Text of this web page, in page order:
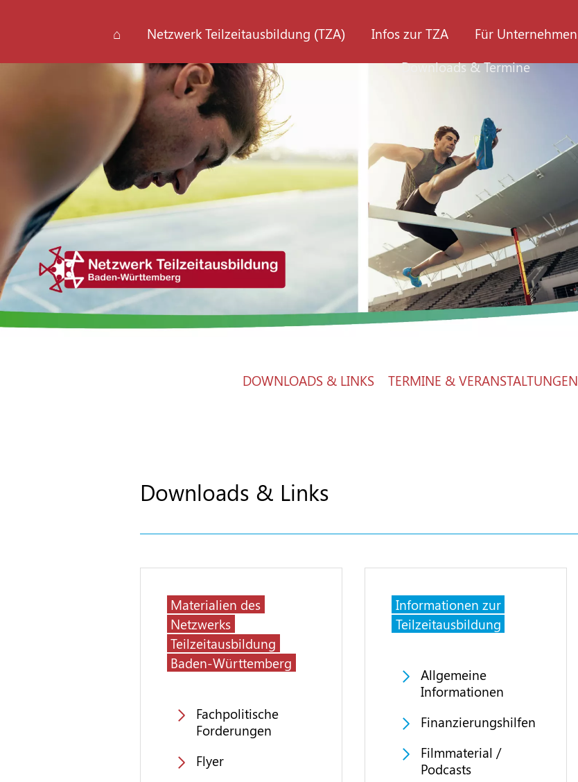
⌂ Netzwerk Teilzeitausbildung (TZA) Infos zur TZA Für Unternehmen
Downloads & Termine
DOWNLOADS & LINKS TERMINE & VERANSTALTUNGEN
Downloads & Links
Materialien des
Netzwerks
Teilzeitausbildung
Baden-Württemberg
Fachpolitische
Forderungen
Flyer
Informationen zur
Teilzeitausbildung
Allgemeine
Informationen
Finanzierungshilfen
Filmmaterial /
Podcasts